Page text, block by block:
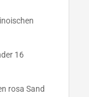
16
rosa Sand